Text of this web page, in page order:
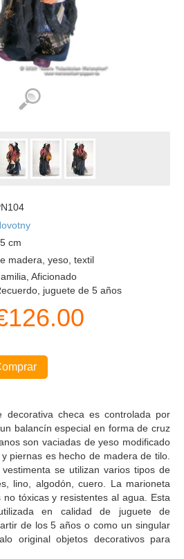
cm
madera, yeso, textil
Aficionado
juguete de 5 años
126.00
decorativa checa es controlada por
balancín especial en forma de cruz
son vaciadas de yeso modificado
piernas es hecho de madera de tilo.
se utilizan varios tipos de
lino, algodón, cuero. La marioneta
tóxicas y resistentes al agua. Esta
en calidad de juguete de
de los 5 años o como un singular
original objetos decorativos para